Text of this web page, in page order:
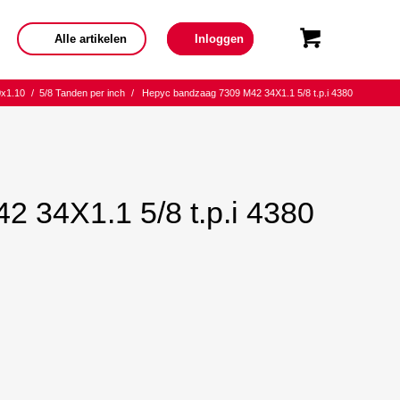
Alle artikelen Inloggen
/ 5/8 Tanden per inch / Hepyc bandzaag 7309 M42 34X1.1 5/8 t.p.i 4380
34X1.1 5/8 t.p.i 4380